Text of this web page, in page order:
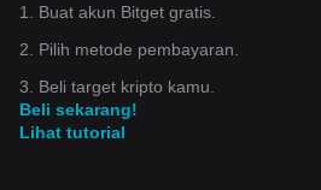
1. Buat akun Bitget gratis.
2. Pilih metode pembayaran.
3. Beli target kripto kamu.
Beli sekarang!
Lihat tutorial